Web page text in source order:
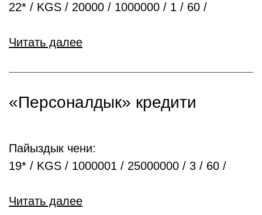
22* / KGS / 20000 / 1000000 / 1 / 60 /
Читать далее
«Персоналдык» кредити
Пайыздык чени:
19* / KGS / 1000001 / 25000000 / 3 / 60 /
Читать далее